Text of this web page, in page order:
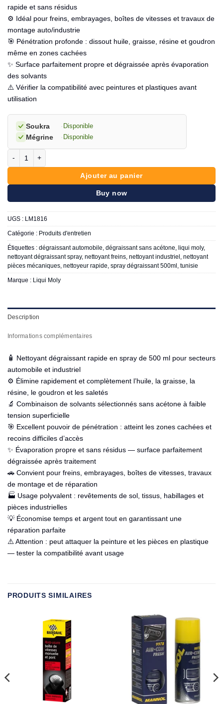
rapide et sans résidus
⚙️ Idéal pour freins, embrayages, boîtes de vitesses et travaux de
montage auto/industrie
🎯 Pénétration profonde : dissout huile, graisse, résine et goudron
même en zones cachées
✨ Surface parfaitement propre et dégraissée après évaporation
des solvants
⚠️ Vérifier la compatibilité avec peintures et plastiques avant
utilisation
Soukra · Disponible
Mégrine · Disponible
Ajouter au panier
Buy now
UGS : LM1816
Catégorie : Produits d'entretien
Étiquettes : dégraissant automobile dégraissant sans acétone liqui moly,
nettoyant dégraissant spray, nettoyant freins nettoyant industriel
nettoyant
pièces mécaniques nettoyeur rapide spray dégraissant 500ml tunisie
Marque : Liqui Moly
Description
Informations complémentaires
🧴 Nettoyant dégraissant rapide en spray de 500 ml pour secteurs
automobile et industriel
⚙️ Élimine rapidement et complètement l’huile, la graisse, la
résine, le goudron et les saletés
🔬 Combinaison de solvants sélectionnés sans acétone à faible
tension superficielle
🎯 Excellent pouvoir de pénétration : atteint les zones cachées et
recoins difficiles d’accès
✨ Évaporation propre et sans résidus — surface parfaitement
dégraissée après traitement
🚗 Convient pour freins, embrayages, boîtes de vitesses, travaux
de montage et de réparation
🏭 Usage polyvalent : revêtements de sol, tissus, habillages et
pièces industrielles
💡 Économise temps et argent tout en garantissant une
réparation parfaite
⚠️ Attention : peut attaquer la peinture et les pièces en plastique
— tester la compatibilité avant usage
PRODUITS SIMILAIRES